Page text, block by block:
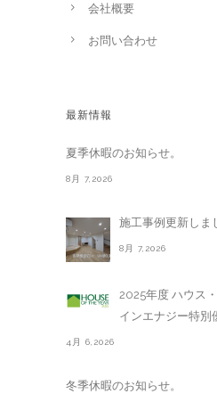
会社概要
お問い合わせ
最新情報
夏季休暇のお知らせ。
8月 7,2026
施工事例更新しま
8月 7,2026
2025年度 ハウス
インエナジー特別
4月 6,2026
冬季休暇のお知らせ。